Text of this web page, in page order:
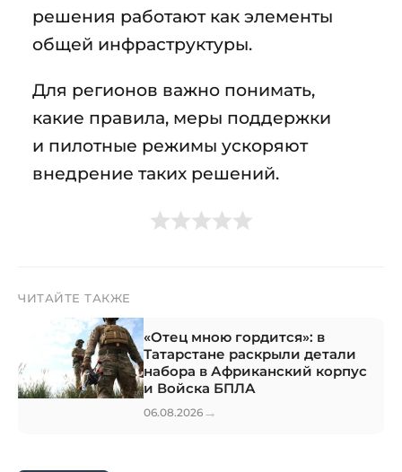
решения работают как элементы
общей инфраструктуры.
Для регионов важно понимать,
какие правила, меры поддержки
и пилотные режимы ускоряют
внедрение таких решений.
ЧИТАЙТЕ ТАКЖЕ
«Отец мною гордится»: в
Татарстане раскрыли детали
набора в Африканский корпус
и Войска БПЛА
06.08.2026 →